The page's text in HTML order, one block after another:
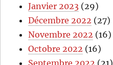
Janvier 2023 (29)
Décembre 2022 (27)
Novembre 2022 (16)
Octobre 2022 (16)
Septembre 2022 (21)